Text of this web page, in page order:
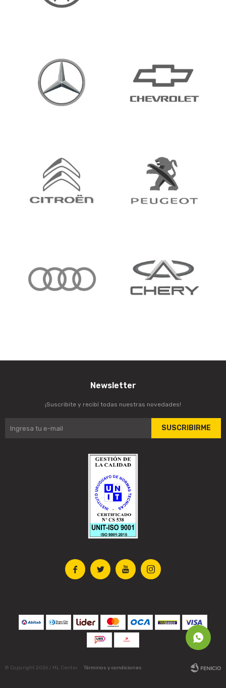
   
Newsletter
¡Suscribite y recibí todas nuestras novedades!
SUSCRIBIRME
© Copyright 2026 / ML Center Términos y condiciones